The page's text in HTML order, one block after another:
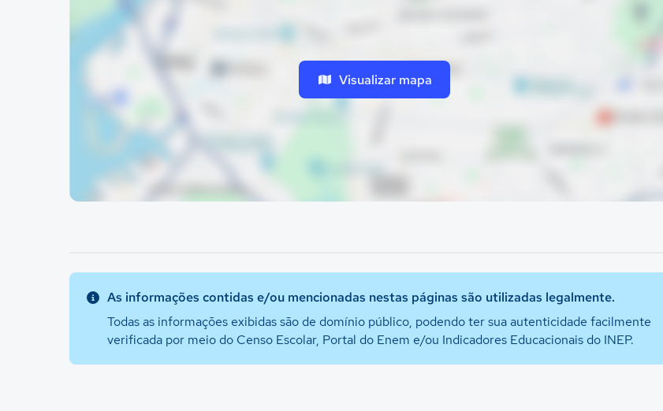
Visualizar mapa
As informações contidas e/ou mencionadas nestas páginas são utilizadas legalmente.
Todas as informações exibidas são de domínio público, podendo ter sua autenticidade facilmente
verificada por meio do Censo Escolar, Portal do Enem e/ou Indicadores Educacionais do INEP.